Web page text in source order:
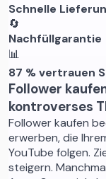
Schnelle
🔄
Nachfüllgarantie
📊
87 % vertrauen
Follower
kontroverses
Follower kaufen
erwerben, die
YouTube folgen.
steigern.